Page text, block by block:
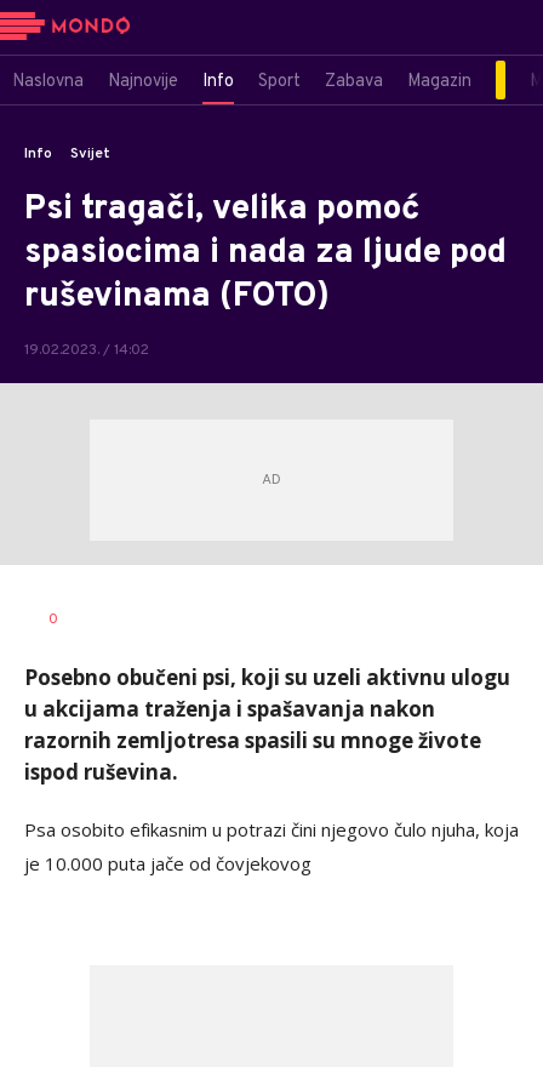
Naslovna Najnovije Info Sport Zabava Magazin
Info Svijet
Psi tragači, velika pomoć
spasiocima i nada za ljude pod
ruševinama (FOTO)
19.02.2023. / 14:02
AUTOR
0
Posebno obučeni psi, koji su uzeli aktivnu ulogu
u akcijama traženja i spašavanja nakon
razornih zemljotresa spasili su mnoge živote
ispod ruševina.
Psa osobito efikasnim u potrazi čini njegovo čulo njuha, koja
je 10.000 puta jače od čovjekovog